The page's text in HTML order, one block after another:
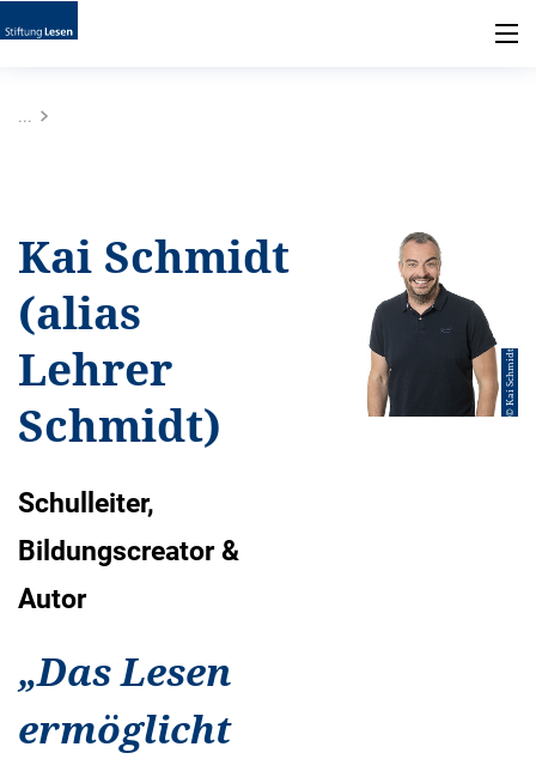
...
Kai Schmidt
(alias
Lehrer
Schmidt)
Schulleiter,
Bildungscreator &
Autor
„Das Lesen
ermöglicht
© Kai Schmidt